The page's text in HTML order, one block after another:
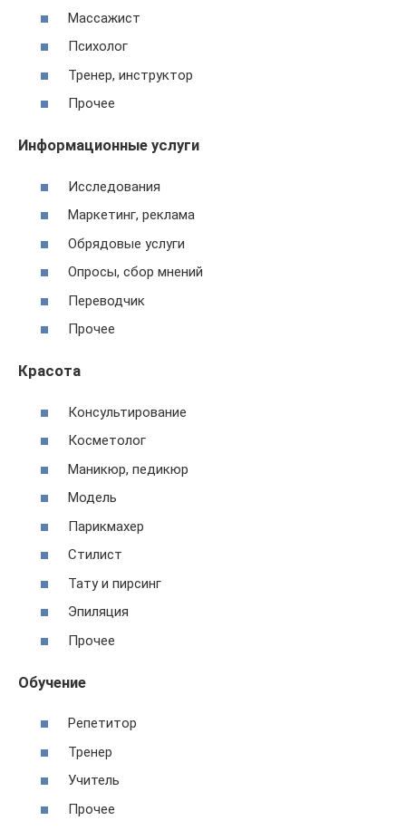
Массажист
Психолог
Тренер, инструктор
Прочее
Информационные услуги
Исследования
Маркетинг, реклама
Обрядовые услуги
Опросы, сбор мнений
Переводчик
Прочее
Красота
Консультирование
Косметолог
Маникюр, педикюр
Модель
Парикмахер
Стилист
Тату и пирсинг
Эпиляция
Прочее
Обучение
Репетитор
Тренер
Учитель
Прочее